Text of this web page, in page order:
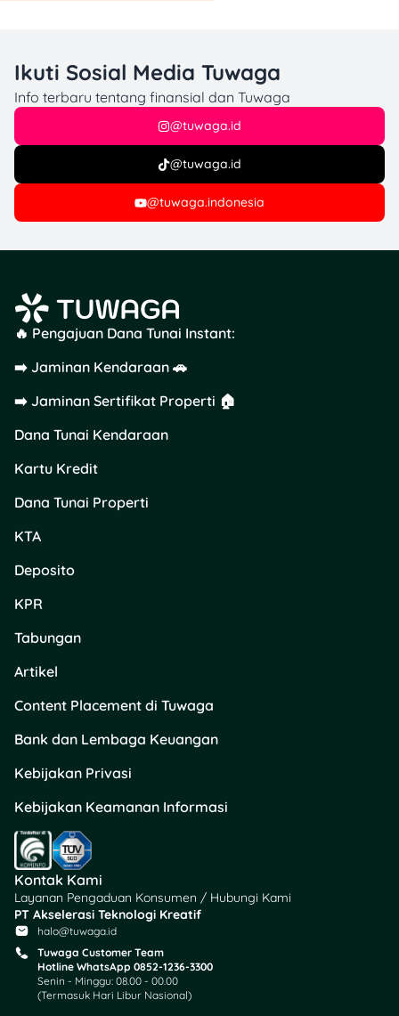
Ikuti Sosial Media Tuwaga
Info terbaru tentang finansial dan Tuwaga
@tuwaga.id
@tuwaga.id
@tuwaga.indonesia
🔥 Pengajuan Dana Tunai Instant:
➡️ Jaminan Kendaraan 🚗
➡️ Jaminan Sertifikat Properti 🏠
Dana Tunai Kendaraan
Kartu Kredit
Dana Tunai Properti
KTA
Deposito
KPR
Tabungan
Artikel
Content Placement di Tuwaga
Bank dan Lembaga Keuangan
Kebijakan Privasi
Kebijakan Keamanan Informasi
Kontak Kami
Layanan Pengaduan Konsumen / Hubungi Kami
PT Akselerasi Teknologi Kreatif
halo@tuwaga.id
Tuwaga Customer Team
Hotline WhatsApp 0852-1236-3300
Senin - Minggu: 08.00 - 00.00
(Termasuk Hari Libur Nasional)